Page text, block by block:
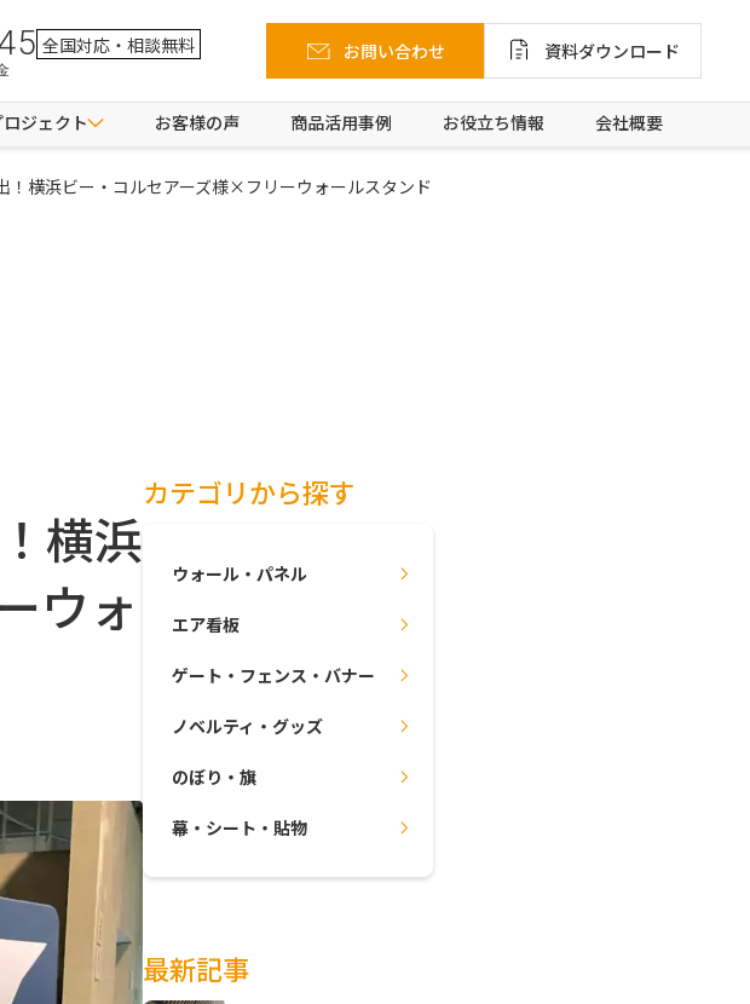
全国対応・相談無料 お問い合わせ 資料ダウンロード
ジェクト お客様の声 商品活用事例 お役立ち情報 会社概要
！横浜ビー・コルセアーズ様×フリーウォールスタンド
横浜
ウォ
カテゴリから探す
ウォール・パネル
エア看板
ゲート・フェンス・バナー
ノベルティ・グッズ
のぼり・旗
幕・シート・貼物
最新記事